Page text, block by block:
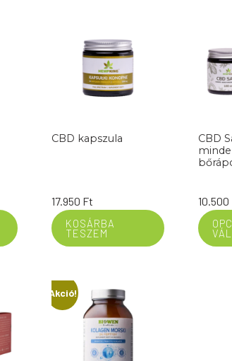
CBD kapszula
17.950 Ft
KOSÁRBA
TESZEM
CBD
10.500
Akció!